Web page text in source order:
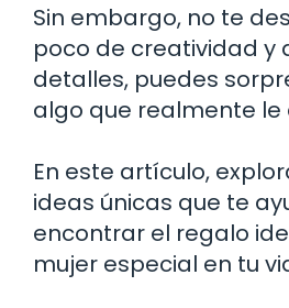
Sin embargo, no te
poco de creatividad y
detalles, puedes
algo que realmente le
En este artículo,
ideas únicas que te
encontrar el regalo
mujer especial en tu